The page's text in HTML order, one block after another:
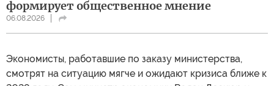
формирует общественное мнение
06.08.2026
Экономисты, работавшие по заказу министерства,
смотрят на ситуацию мягче и ожидают кризиса ближе к